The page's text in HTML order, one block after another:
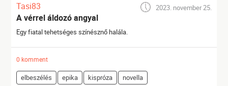
Tasi83 2023. november 25.
A vérrel áldozó angyal
Egy fiatal tehetséges színésznő halála.
0 komment
elbeszélés epika kispróza novella